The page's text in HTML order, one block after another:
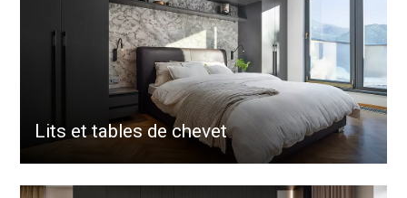
Lits et tables de chevet